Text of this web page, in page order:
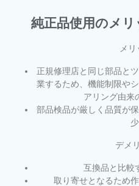
純正品使用のメ
メリ
正規修理店と同じ部品と
業するため、機能制限や
アリング由来
部品検品が厳しく品質が
デメ
互換品と比較
取り寄せとなるため